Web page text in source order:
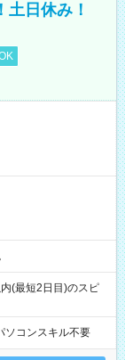
日休み！
(最短2日目)のスピ
ソコンスキル不要